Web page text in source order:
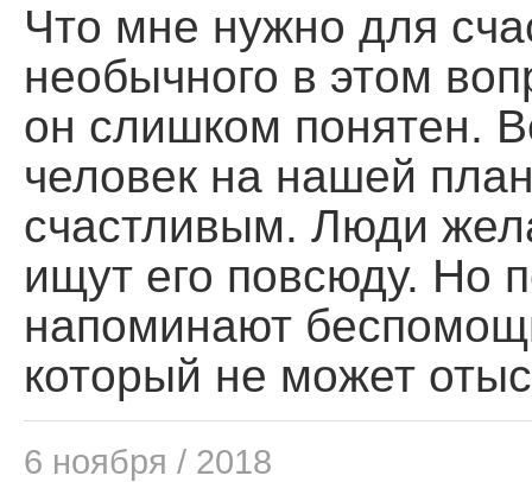
Что мне нужно для
необычного в этом
он слишком понятен.
человек на нашей
счастливым. Люди
ищут его повсюду. Но
напоминают
который не может
6 ноября / 2018